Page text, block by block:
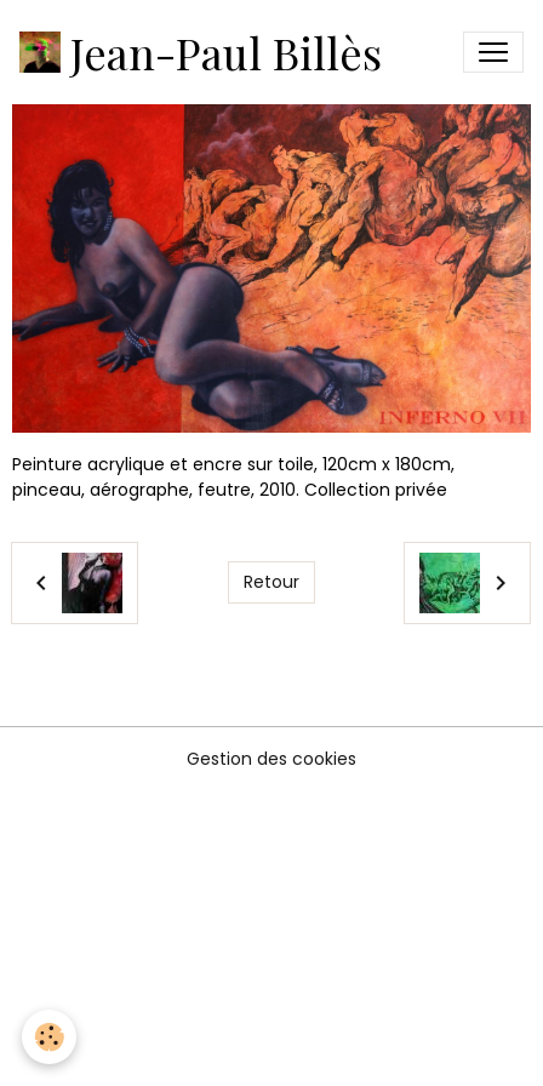
Jean-Paul Billès
INFERNO VII
Peinture acrylique et encre sur toile, 120cm x 180cm,
pinceau, aérographe, feutre, 2010. Collection privée
Retour
Gestion des cookies